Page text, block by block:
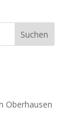
Oberhausen